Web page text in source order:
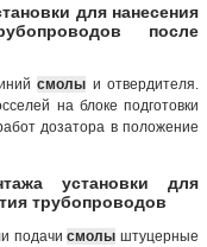
для нанесения
после
смолы и отвердителя.
на блоке подготовки
дозатора в положение
установки для
трубопроводов
подачисмолы штуцерные